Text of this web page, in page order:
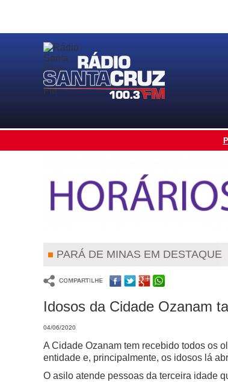
PARÁ DE MINAS EM DESTAQUE
Idosos da Cidade Ozanam
04/06/2020
A Cidade Ozanam tem recebido todos os
entidade e, principalmente, os idosos lá
O asilo atende pessoas da terceira idade